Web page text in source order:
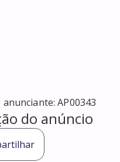
anunciante:AP00343
do anúncio